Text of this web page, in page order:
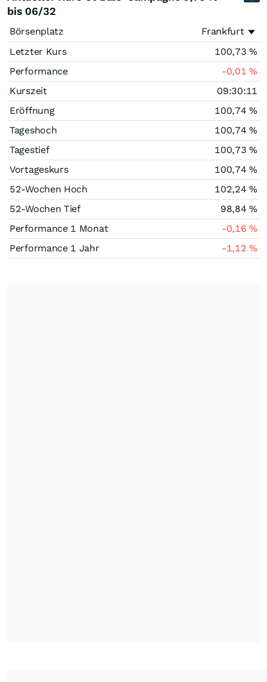
bis 06/32
Börsenplatz
Frankfurt
Letzter Kurs
100,73 %
Performance
-0,01%
Kurszeit
09:30:11
Eröffnung
100,74 %
Tageshoch
100,74 %
Tagestief
100,73 %
Vortageskurs
100,74%
52-Wochen Hoch
102,24%
52-Wochen Tief
98,84%
Performance 1 Monat
-0,16%
Performance 1 Jahr
-1,12%